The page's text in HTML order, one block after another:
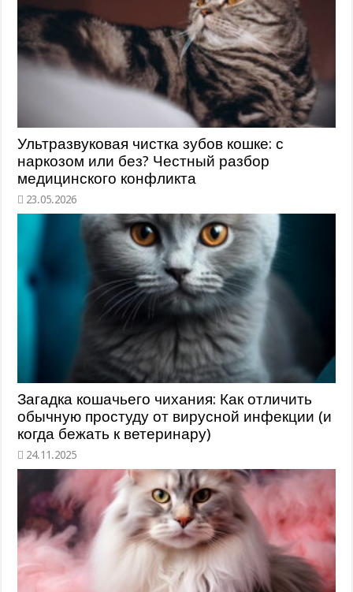
Ультразвуковая чистка зубов кошке: с
наркозом или без? Честный разбор
медицинского конфликта
Загадка кошачьего чихания: Как отличить
обычную простуду от вирусной инфекции (и
когда бежать к ветеринару)